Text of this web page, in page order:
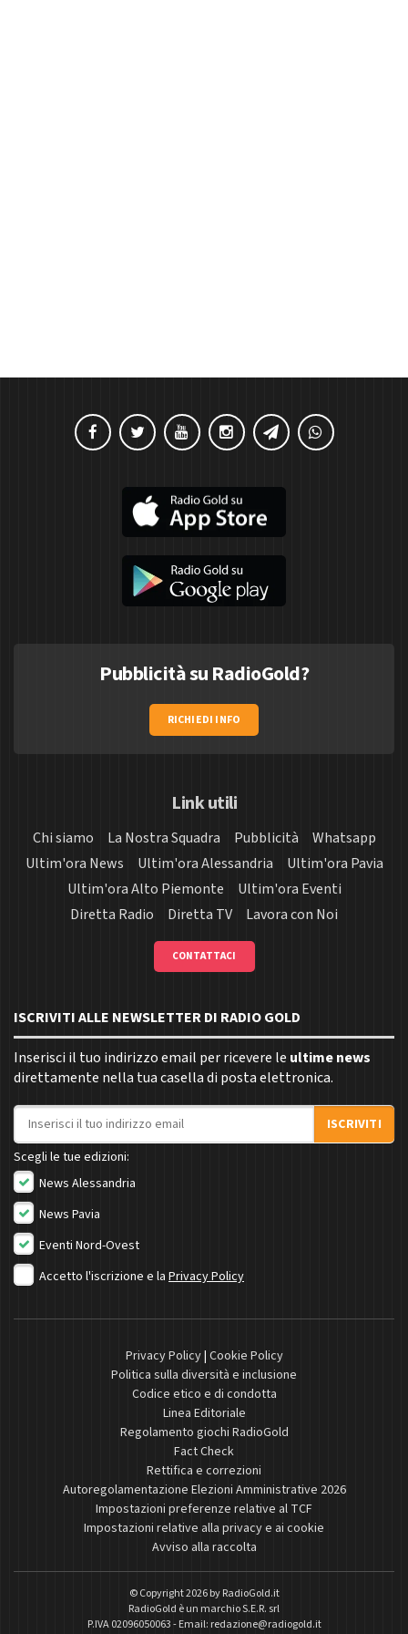
Pubblicità su RadioGold?
RICHIEDI INFO
Link utili
Chi siamo La Nostra Squadra Pubblicità
Whatsapp
Ultim'ora News
Ultim'ora Alessandria
Ultim'ora Pavia
Ultim'ora Alto Piemonte
Ultim'ora Eventi
Diretta Radio
Diretta TV Lavora con Noi
CONTATTACI
ISCRIVITI ALLE NEWSLETTER DI RADIO GOLD
Inserisci il tuo indirizzo email per ricevere le ultime news
direttamente nella tua casella di posta elettronica.
Indirizzo email
ISCRIVITI
Scegli le tue edizioni:
News Alessandria
News Pavia
Eventi Nord-Ovest
Accetto l'iscrizione e la Privacy Policy
Privacy Policy| Cookie Policy
Politica sulla diversità e inclusione
Codice etico e di condotta
Linea Editoriale
Regolamento giochi RadioGold
Fact Check
Rettifica e correzioni
Autoregolamentazione Elezioni Amministrative 2026
Impostazioni preferenze relative al TCF
Impostazioni relative alla privacy e ai cookie
Avviso alla raccolta
© Copyright 2026 byRadioGold.it
RadioGold è un marchio S.E.R. srl
P.IVA 02096050063 - Email: redazione@radiogold.it